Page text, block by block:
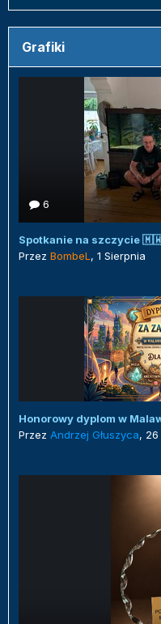
Grafiki
6
Spotkanie na szczycie
Przez BombeL , 1 Sierpnia
Przez Andrzej Głuszyca, 26